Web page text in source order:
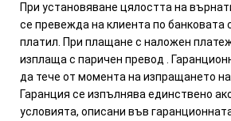
При установяване цялостта на
се превежда на клиента по банковата
платил. При плащане с наложен
изплаща с паричен превод .
да тече от момента на изпращането на
Гаранция се изпълнява единствено
условията, описани във